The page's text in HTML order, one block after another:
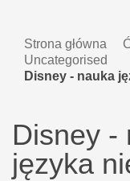
Strona główna
Uncategorised
Disney - nauka
Disney -
języka